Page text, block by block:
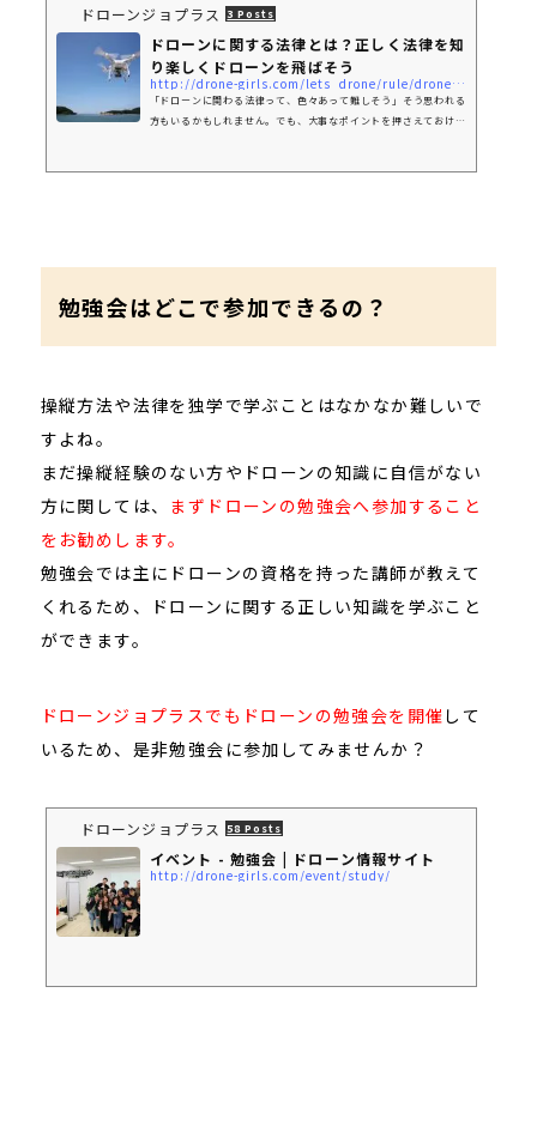
ドローンジョプラス 3 Posts
ドローンに関する法律とは？正しく法律を知
り楽しくドローンを飛ばそう
http://drone-girls.com/lets_drone/rule/drone_law-2/
「ドローンに関わる法律って、色々あって難しそう」そう思われる
方もいるかもしれません。でも、大事なポイントを押さえておけば
勉強会はどこで参加できるの？
操縦方法や法律を独学で学ぶことはなかなか難しいで
すよね。
まだ操縦経験のない方やドローンの知識に自信がない
方に関しては、 まずドローンの勉強会へ参加すること
をお勧めします。
勉強会では主にドローンの資格を持った講師が教えて
くれるため、ドローンに関する正しい知識を学ぶこと
ができます。
ドローンジョプラスでもドローンの勉強会を開催 して
いるため、是非勉強会に参加してみませんか？
ドローンジョプラス 58 Posts
イベント - 勉強会 | ドローン情報サイト
http://drone-girls.com/event/study/